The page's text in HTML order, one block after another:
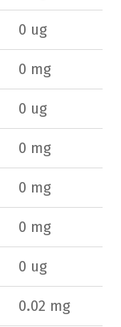
0 ug
0 mg
0 ug
0 mg
0 mg
0 mg
0 ug
0.02 mg